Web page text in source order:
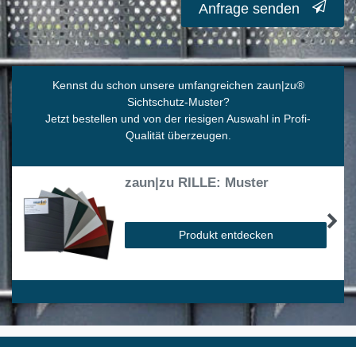
Anfrage senden
Kennst du schon unsere umfangreichen zaun|zu®
Sichtschutz-Muster?
Jetzt bestellen und von der riesigen Auswahl in Profi-
Qualität überzeugen.
zaun|zu RILLE: Muster
Produkt entdecken